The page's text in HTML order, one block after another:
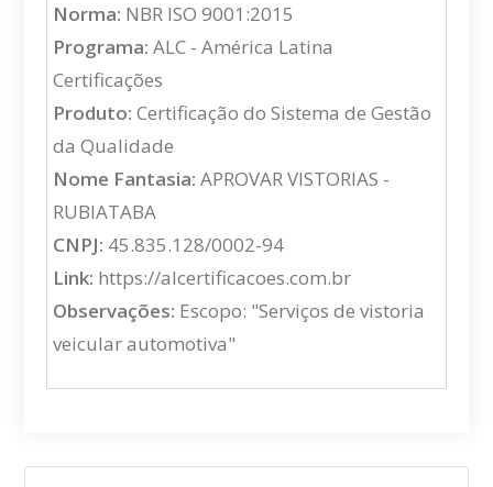
Norma: NBR ISO 9001:2015
Programa: ALC - América Latina
Certificações
Produto: Certificação do Sistema de Gestão
da Qualidade
Nome Fantasia: APROVAR VISTORIAS -
RUBIATABA
CNPJ: 45.835.128/0002-94
Link: https://alcertificacoes.com.br
Observações: Escopo: "Serviços de vistoria
veicular automotiva"